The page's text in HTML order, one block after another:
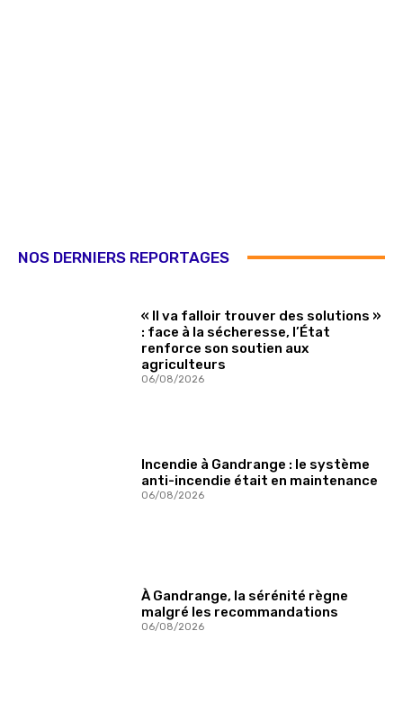
NOS DERNIERS REPORTAGES
« Il va falloir trouver des solutions »
: face à la sécheresse, l’État
renforce son soutien aux
agriculteurs
06/08/2026
Incendie à Gandrange : le système
anti-incendie était en maintenance
06/08/2026
À Gandrange, la sérénité règne
malgré les recommandations
06/08/2026